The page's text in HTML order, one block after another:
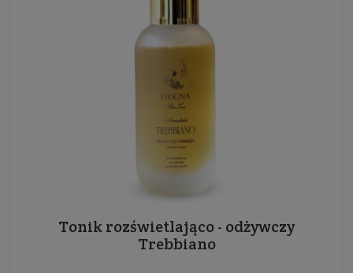
Tonik rozświetlająco - odżywczy
Trebbiano